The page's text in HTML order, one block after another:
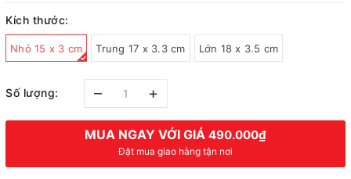
Kích thước:
Nhỏ 15 x 3 cm Trung 17 x 3.3 cm Lớn 18 x 3.5 cm
Số lượng: – +
MUA NGAY VỚI GIÁ 490.000₫
Đặt mua giao hàng tận nơi